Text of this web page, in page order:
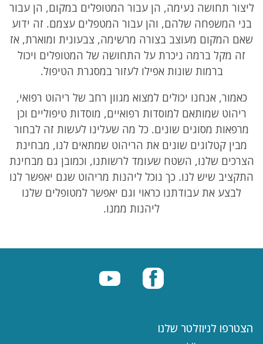
ליצור תחושה נעימה, הן עבור המטופלים במקום, הן עבור
בני המשפחה שלהם, והן עבור המטפלים עצמם. זה ידוע
שאם המקום מעוצב בצורה מרשימה, צבעונית ומוארת, אז
זה מקל ברמה ניכרת על התחושה של המטופלים ויכול
ברמות שונות אפילו לעזור במסגרת הטיפול.
כאמור, אנחנו יכולים למצוא מגוון רחב של ריהוט רפואי,
ריהוט שמותאם למוסדות רפואיים, מוסדות טיפוליים וכן
מרפאות מסוגים שונים. כל מה שעלינו לעשות זה לבחור
מבין קטלוגים שונים את הריהוט שמתאים לנו, מבחינת
הצרכים שלנו, השטח שעומד לרשותנו, וכמובן גם מבחינת
התקציב שיש לנו. כך נוכל ליהנות מריהוט שגם יאפשר לנו
לבצע את עבודתנו כראוי וגם יאפשר למטופלים שלנו
ליהנות ממנו.
הצטרפו לניוזלטר שלנו